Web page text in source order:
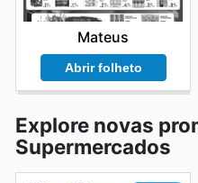
Mateus
Abrir folheto
Explore novas
Supermercados